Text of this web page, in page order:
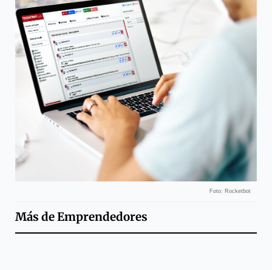
Foto: Rocketbot
Más deEmprendedores